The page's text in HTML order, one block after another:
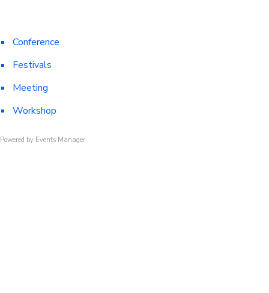
Conference
Festivals
Meeting
Workshop
Powered by Events Manager